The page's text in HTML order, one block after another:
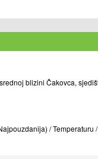
blizini Čakovca,
/ Temperaturu /